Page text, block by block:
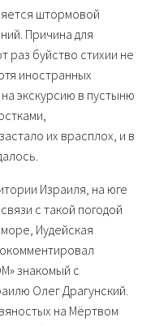
штормовой
Причина для
раз буйство стихии не
иностранных
экскурсию в пустыню
их врасплох, и в
Израиля, на юге
с такой погодой
Иудейская
знакомый с
Олег Драгунский.
на Мёртвом